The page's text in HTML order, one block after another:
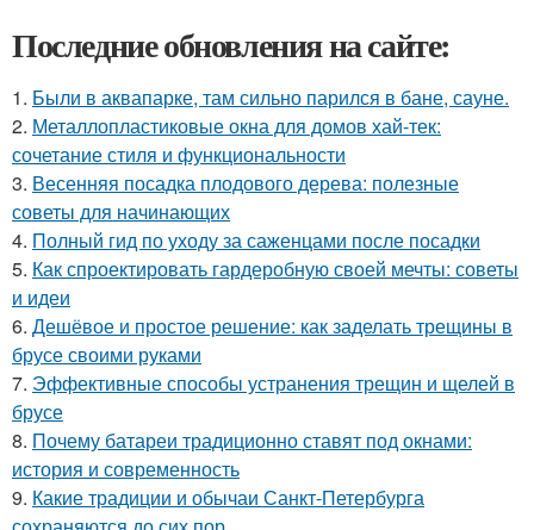
Последние обновления на сайте:
1. Были в аквапарке, там сильно парился в бане, сауне.
2. Металлопластиковые окна для домов хай-тек:
сочетание стиля и функциональности
3. Весенняя посадка плодового дерева: полезные
советы для начинающих
4. Полный гид по уходу за саженцами после посадки
5. Как спроектировать гардеробную своей мечты: советы
и идеи
6. Дешёвое и простое решение: как заделать трещины в
брусе своими руками
7. Эффективные способы устранения трещин и щелей в
брусе
8. Почему батареи традиционно ставят под окнами:
история и современность
9. Какие традиции и обычаи Санкт-Петербурга